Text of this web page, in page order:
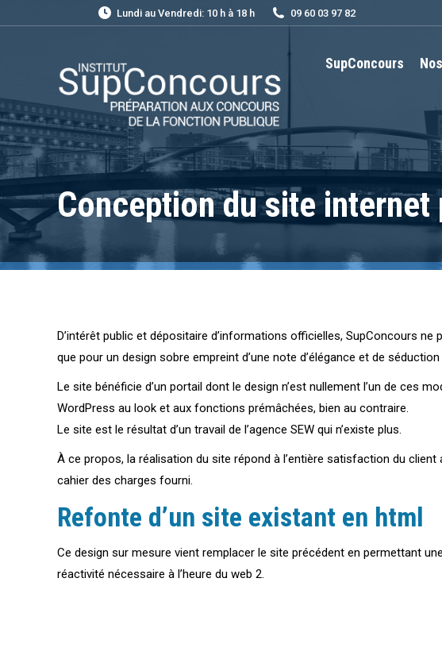
Lundi au Vendredi: 10 h à 18 h 09 60 03 97 82
SupConcours
Conception du site internet
D’intérêt public et dépositaire d’informations officielles, SupConcours ne
que pour un design sobre empreint d’une note d’élégance et de
Le site bénéficie d’un portail dont le design n’est nullement l’un de ces
WordPress au look et aux fonctions prémâchées, bien au contraire.
Le site est le résultat d’un travail de l’agence SEW qui n’existe plus.
À ce propos, la réalisation du site répond à l’entière satisfaction du client
cahier des charges fourni.
Refonte d’un site existant en html
Ce design sur mesure vient remplacer le site précédent en permettant
réactivité nécessaire à l’heure du web 2.